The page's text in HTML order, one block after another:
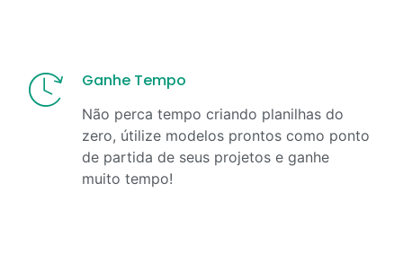
Ganhe Tempo
Não perca tempo criando planilhas do
zero, útilize modelos prontos como ponto
de partida de seus projetos e ganhe
muito tempo!